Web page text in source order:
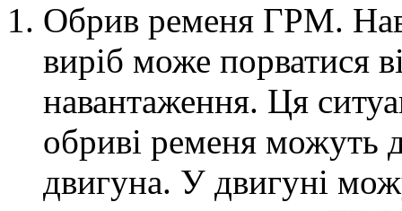
Обрив ременя ГРМ.
виріб може порватися
навантаження. Ця
обриві ременя можуть
двигуна. У двигуні